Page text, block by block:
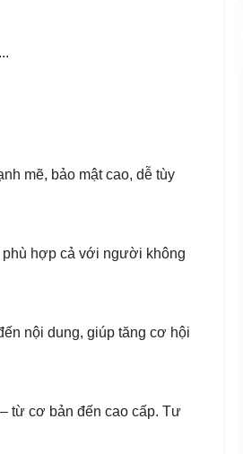
mẽ, bảo mật cao, dễ tùy
phù hợp cả với người không
nội dung, giúp tăng cơ hội
từ cơ bản đến cao cấp. Tư